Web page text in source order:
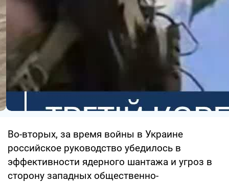
Во-вторых, за время войны в Украине
российское руководство убедилось в
эффективности ядерного шантажа и угроз в
сторону западных общественно-